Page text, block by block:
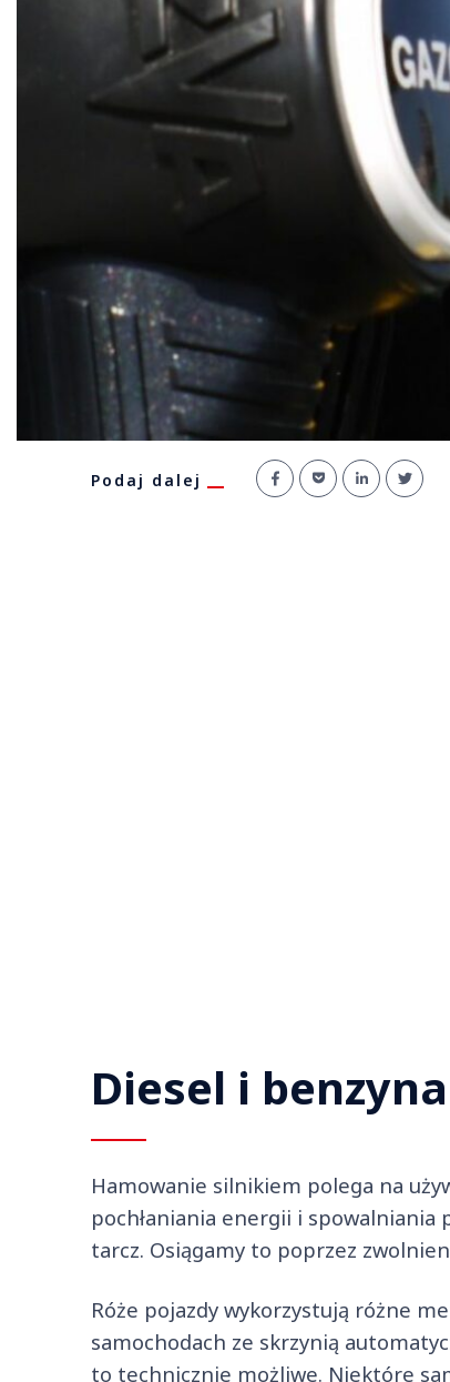
Podaj dalej
Diesel i
Hamowanie silnikiem polega na
pochłaniania energii i spowalniania
tarcz. Osiągamy to poprzez
Róże pojazdy wykorzystują różne
samochodach ze skrzynią
to technicznie możliwe. Niektóre